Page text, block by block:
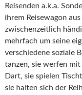
Reisenden a.k.a.
ihrem Reisewagon
zwischenzeitlich
mehrfach um seine
verschiedene soziale
tanzen, sie werfen
Dart, sie spielen
sie halten sich der